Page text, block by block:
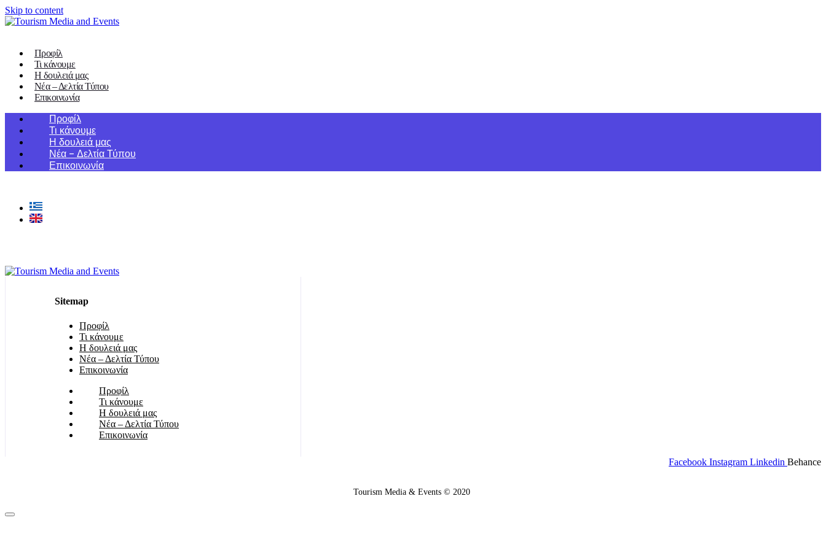
Skip to content
Προφίλ
Τι κάνουμε
Η δουλειά μας
Νέα – Δελτία Τύπου
Επικοινωνία
Προφίλ
Τι κάνουμε
Η δουλειά μας
Νέα – Δελτία Τύπου
Επικοινωνία
Sitemap
Προφίλ
Τι κάνουμε
Η δουλειά μας
Νέα – Δελτία Τύπου
Επικοινωνία
Προφίλ
Τι κάνουμε
Η δουλειά μας
Νέα – Δελτία Τύπου
Επικοινωνία
Facebook Instagram Linkedin Behance
Tourism Media & Events © 2020